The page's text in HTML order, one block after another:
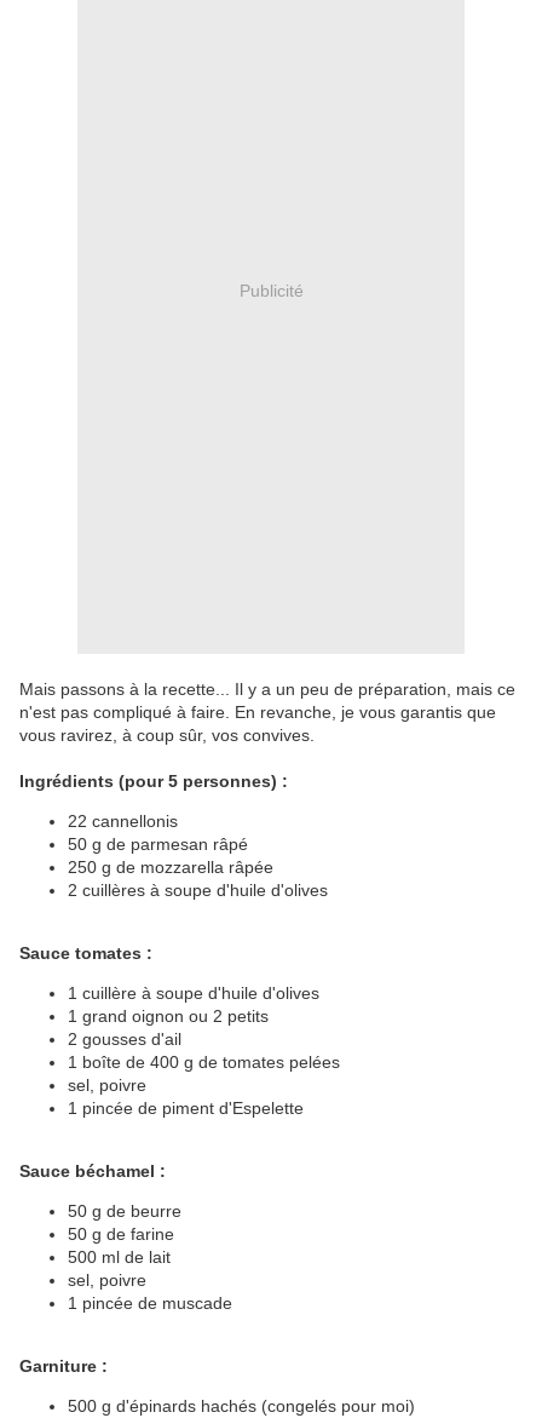
Publicité
Mais passons à la recette... Il y a un peu de préparation, mais ce
n'est pas compliqué à faire. En revanche, je vous garantis que
vous ravirez, à coup sûr, vos convives.
Ingrédients (pour 5 personnes) :
22 cannellonis
50 g de parmesan râpé
250 g de mozzarella râpée
2 cuillères à soupe d'huile d'olives
Sauce tomates :
1 cuillère à soupe d'huile d'olives
1 grand oignon ou 2 petits
2 gousses d'ail
1 boîte de 400 g de tomates pelées
sel, poivre
1 pincée de piment d'Espelette
Sauce béchamel :
50 g de beurre
50 g de farine
500 ml de lait
sel, poivre
1 pincée de muscade
Garniture :
500 g d'épinards hachés (congelés pour moi)